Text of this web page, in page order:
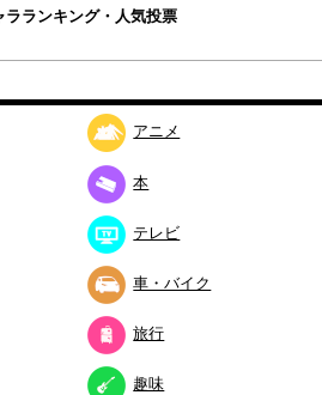
ラランキング・人気投票
アニメ
本
テレビ
車・バイク
旅行
趣味